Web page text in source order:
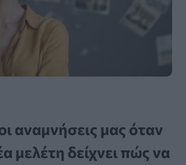
αναμνήσεις μας όταν
μελέτη δείχνει πώς να